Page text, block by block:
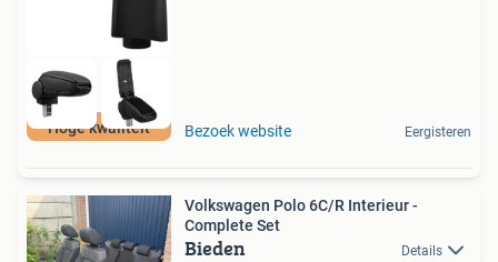
Hoge kwaliteit Bezoek website Eergisteren
Volkswagen Polo 6C/R Interieur -
Complete Set
Bieden Details